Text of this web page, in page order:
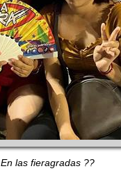
En las fieragradas ??